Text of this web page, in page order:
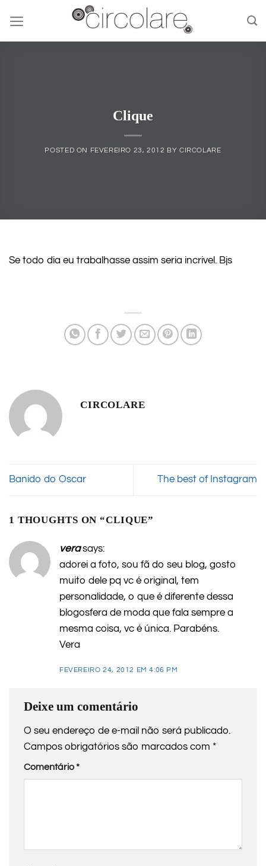
content
Clique
POSTED ON FEVEREIRO 23, 2012 BYCIRCOLARE
Se todo dia eu trabalhasse assim seria incrivel. Bjs
CIRCOLARE
Banido do Oscar The best of Instagram
1 THOUGHTS ON “CLIQUE”
vera says:
adorei a foto, sou fã do seu blog, gosto
muito dele pq vc é original, tem
personalidade, o que é diferente dessa
blogosfera de moda que fala sempre a
mesma coisa, vc é única. Parabéns.
Vera
FEVEREIRO 24, 2012 EM 4:06 PM
Deixe um comentário
O seu endereço de e-mail não será publicado.
Campos obrigatórios são marcados com *
Comentário*